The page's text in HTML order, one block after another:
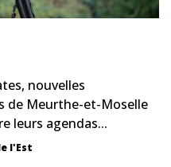
nouvelles
de Meurthe-et-Moselle
leurs agendas...
l'Est